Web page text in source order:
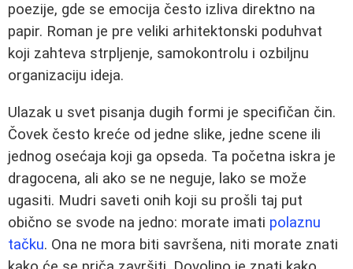
poezije, gde se emocija često izliva direktno na
papir. Roman je pre veliki arhitektonski poduhvat
koji zahteva strpljenje, samokontrolu i ozbiljnu
organizaciju ideja.
Ulazak u svet pisanja dugih formi je specifičan čin.
Čovek često kreće od jedne slike, jedne scene ili
jednog osećaja koji ga opseda. Ta početna iskra je
dragocena, ali ako se ne neguje, lako se može
ugasiti. Mudri saveti onih koji su prošli taj put
obično se svode na jedno: morate imati polaznu
tačku. Ona ne mora biti savršena, niti morate znati